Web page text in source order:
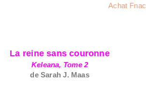
Achat Fnac
La reine sans couronne
Keleana, Tome 2
de Sarah J. Maas